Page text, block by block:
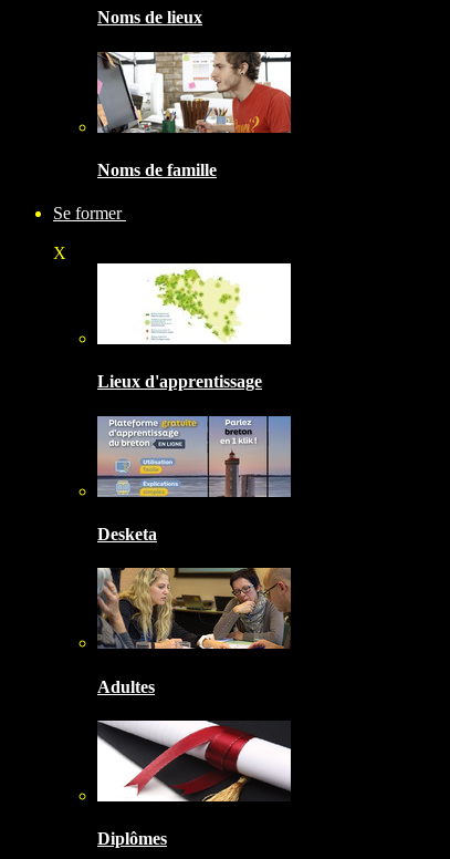
Noms de lieux
Noms de famille
Se former
X
Lieux d'apprentissage
Desketa
Adultes
Diplômes